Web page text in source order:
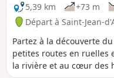
5,39 km
+73 m
Départ à Saint-Jean-
Partez à la découverte
petites routes en ruelles
la rivière et au cœur des